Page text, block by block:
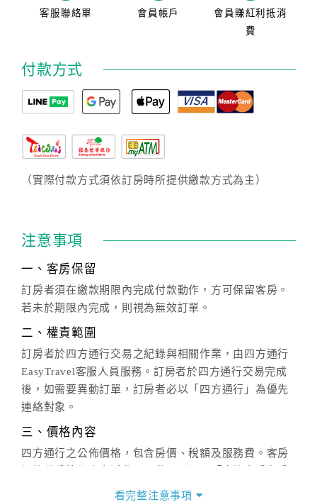
客服聯絡單 會員帳戶
會員賺紅利抵消
費
付款方式
（實際付款方式須依訂房時所提供繳款方式為主）
注意事項
一、客房保留
訂房者須在繳款期限內完成付款動作，方可保留客房。
若未於期限內完成，則視為無效訂單。
二、權責範圍
訂房者於四方通行交易之紀錄與相關作業，由四方通行
EasyTravel客服人員服務。訂房者於四方通行交易完成
後，如需要異動訂單，訂房者必以「四方通行」為優先
連絡對象。
三、價格內容
四方通行之公佈價格，包含房價、稅額及服務費。客房
價」之當日價格為標準。
看完整注意事項